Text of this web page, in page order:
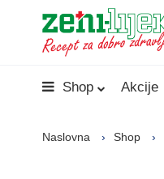
Shop Akcije
Naslovna Shop